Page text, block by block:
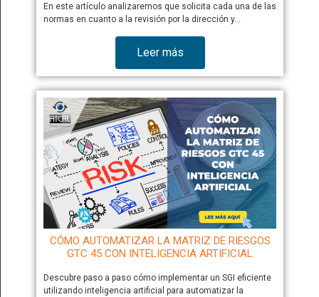
En este artículo analizaremos que solicita cada una de las
normas en cuanto a la revisión por la dirección y…
Leer más
CÓMO AUTOMATIZAR LA MATRIZ DE RIESGOS
GTC 45 CON INTELIGENCIA ARTIFICIAL
Descubre paso a paso cómo implementar un SGI eficiente
utilizando inteligencia artificial para automatizar la